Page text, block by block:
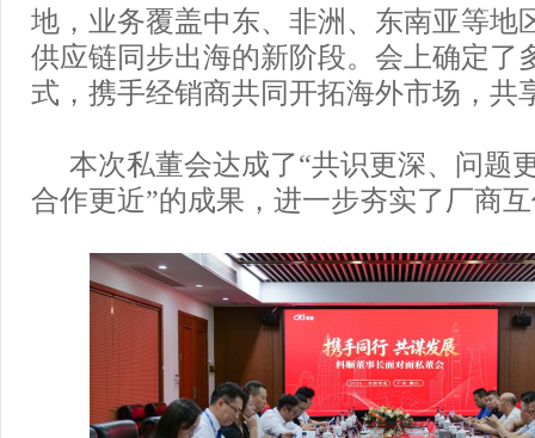
地，业务覆盖中东、非洲、东南亚等地
供应链同步出海的新阶段。会上确定了
式，携手经销商共同开拓海外市场，共
本次私董会达成了“共识更深、问题
合作更近”的成果，进一步夯实了厂商